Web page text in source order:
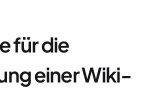
für die
einer Wiki-